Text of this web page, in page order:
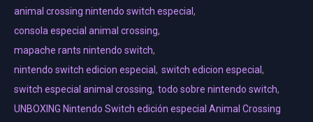
animal crossing nintendo switch especial ,
consola especial animal crossing,
mapache rants nintendo switch,
nintendo switch edicion especial , switch edicion especial ,
switch especial animal crossing, todo sobre nintendo switch,
UNBOXING Nintendo Switch edición especial Animal Crossing